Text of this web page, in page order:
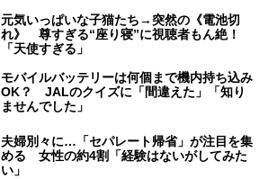
元気いっぱいな子猫たち→突然の《電池切
れ》 尊すぎる“座り寝”に視聴者もん絶！
「天使すぎる」
モバイルバッテリーは何個まで機内持ち込み
OK？ JALのクイズに「間違えた」「知り
ませんでした」
夫婦別々に…「セパレート帰省」が注目を集
める 女性の約4割「経験はないがしてみた
い」